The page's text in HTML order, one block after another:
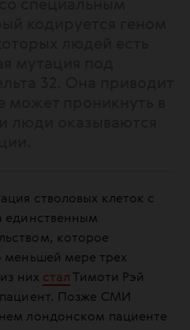
стволовых клеток с
единственным
которое
меньшей мере трех
них стал Тимоти Рэй
Позже СМИ
лондонском пациенте